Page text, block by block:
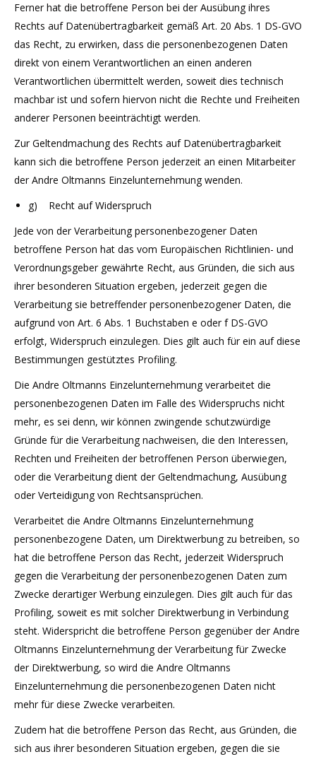
Ferner hat die betroffene Person bei der Ausübung ihres
Rechts auf Datenübertragbarkeit gemäß Art. 20 Abs. 1 DS-GVO
das Recht, zu erwirken, dass die personenbezogenen Daten
direkt von einem Verantwortlichen an einen anderen
Verantwortlichen übermittelt werden, soweit dies technisch
machbar ist und sofern hiervon nicht die Rechte und Freiheiten
anderer Personen beeinträchtigt werden.
Zur Geltendmachung des Rechts auf Datenübertragbarkeit
kann sich die betroffene Person jederzeit an einen Mitarbeiter
der Andre Oltmanns Einzelunternehmung wenden.
g) Recht auf Widerspruch
Jede von der Verarbeitung personenbezogener Daten
betroffene Person hat das vom Europäischen Richtlinien- und
Verordnungsgeber gewährte Recht, aus Gründen, die sich aus
ihrer besonderen Situation ergeben, jederzeit gegen die
Verarbeitung sie betreffender personenbezogener Daten, die
aufgrund von Art. 6 Abs. 1 Buchstaben e oder f DS-GVO
erfolgt, Widerspruch einzulegen. Dies gilt auch für ein auf diese
Bestimmungen gestütztes Profiling.
Die Andre Oltmanns Einzelunternehmung verarbeitet die
personenbezogenen Daten im Falle des Widerspruchs nicht
mehr, es sei denn, wir können zwingende schutzwürdige
Gründe für die Verarbeitung nachweisen, die den Interessen,
Rechten und Freiheiten der betroffenen Person überwiegen,
oder die Verarbeitung dient der Geltendmachung, Ausübung
oder Verteidigung von Rechtsansprüchen.
Verarbeitet die Andre Oltmanns Einzelunternehmung
personenbezogene Daten, um Direktwerbung zu betreiben, so
hat die betroffene Person das Recht, jederzeit Widerspruch
gegen die Verarbeitung der personenbezogenen Daten zum
Zwecke derartiger Werbung einzulegen. Dies gilt auch für das
Profiling, soweit es mit solcher Direktwerbung in Verbindung
steht. Widerspricht die betroffene Person gegenüber der Andre
Oltmanns Einzelunternehmung der Verarbeitung für Zwecke
der Direktwerbung, so wird die Andre Oltmanns
Einzelunternehmung die personenbezogenen Daten nicht
mehr für diese Zwecke verarbeiten.
Zudem hat die betroffene Person das Recht, aus Gründen, die
sich aus ihrer besonderen Situation ergeben, gegen die sie